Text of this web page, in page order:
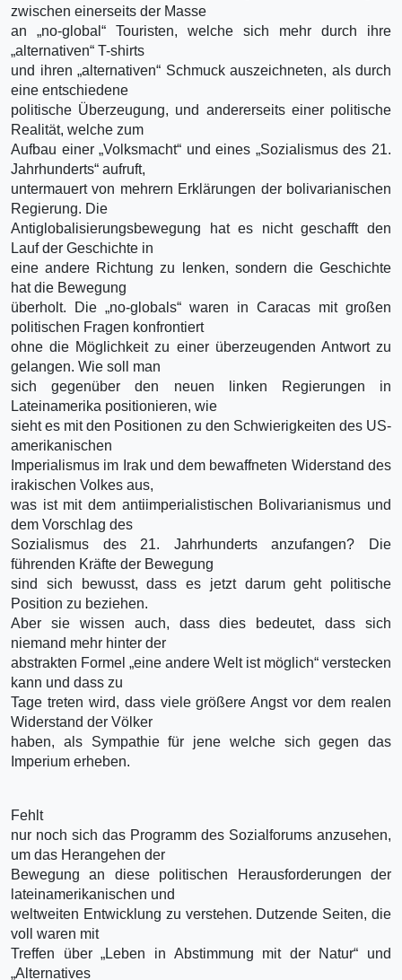
zwischen einerseits der Masse
an „no-global“ Touristen, welche sich mehr durch ihre
„alternativen“ T-shirts
und ihren „alternativen“ Schmuck auszeichneten, als durch
eine entschiedene
politische Überzeugung, und andererseits einer politische
Realität, welche zum
Aufbau einer „Volksmacht“ und eines „Sozialismus des 21.
Jahrhunderts“ aufruft,
untermauert von mehrern Erklärungen der bolivarianischen
Regierung. Die
Antiglobalisierungsbewegung hat es nicht geschafft den
Lauf der Geschichte in
eine andere Richtung zu lenken, sondern die Geschichte
hat die Bewegung
überholt. Die „no-globals“ waren in Caracas mit großen
politischen Fragen konfrontiert
ohne die Möglichkeit zu einer überzeugenden Antwort zu
gelangen. Wie soll man
sich gegenüber den neuen linken Regierungen in
Lateinamerika positionieren, wie
sieht es mit den Positionen zu den Schwierigkeiten des US-
amerikanischen
Imperialismus im Irak und dem bewaffneten Widerstand des
irakischen Volkes aus,
was ist mit dem antiimperialistischen Bolivarianismus und
dem Vorschlag des
Sozialismus des 21. Jahrhunderts anzufangen? Die
führenden Kräfte der Bewegung
sind sich bewusst, dass es jetzt darum geht politische
Position zu beziehen.
Aber sie wissen auch, dass dies bedeutet, dass sich
niemand mehr hinter der
abstrakten Formel „eine andere Welt ist möglich“ verstecken
kann und dass zu
Tage treten wird, dass viele größere Angst vor dem realen
Widerstand der Völker
haben, als Sympathie für jene welche sich gegen das
Imperium erheben.
Fehlt
nur noch sich das Programm des Sozialforums anzusehen,
um das Herangehen der
Bewegung an diese politischen Herausforderungen der
lateinamerikanischen und
weltweiten Entwicklung zu verstehen. Dutzende Seiten, die
voll waren mit
Treffen über „Leben in Abstimmung mit der Natur“ und
„Alternatives